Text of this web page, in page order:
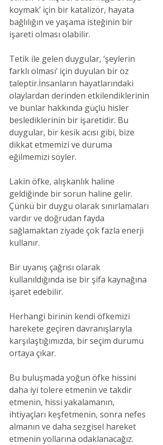
koymak’ için bir katalizör, hayata
bağlılığın ve yaşama isteğinin bir
işareti olması olabilir.
Tetik ile gelen duygular, ‘şeylerin
farklı olması’ için duyulan bir öz
taleptir.İnsanların hayatlarındaki
olaylardan derinden etkilendiklerinin
ve bunlar hakkında güçlü hisler
beslediklerinin bir işaretidir. Bu
duygular, bir kesik acısı gibi, bize
dikkat etmemizi ve duruma
eğilmemizi söyler.
Lakin öfke, alışkanlık haline
geldiğinde bir sorun haline gelir.
Çünkü bir duygu olarak sınırlamaları
vardır ve doğrudan fayda
sağlamaktan ziyade çok fazla enerji
kullanır.
Bir uyanış çağrısı olarak
kullanıldığında ise bir şifa kaynağına
işaret edebilir.
Herhangi birinin kendi öfkemizi
harekete geçiren davranışlarıyla
karşılaştığımızda, bir seçim durumu
ortaya çıkar.
Bu buluşmada yoğun öfke hissini
daha iyi tolere etmenin ve takdir
etmenin, hissi yakalamanın,
ihtiyaçları keşfetmenin, sonra nefes
almanın ve daha sezgisel hareket
etmenin yollarına odaklanacağız.